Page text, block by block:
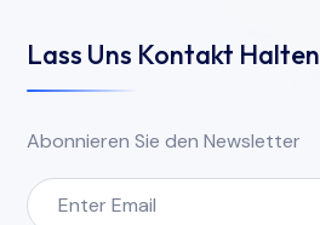
Lass Uns Kontakt Halten
Abonnieren Sie den Newsletter